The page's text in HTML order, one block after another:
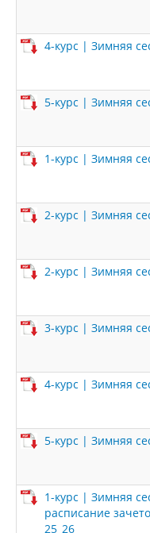
4-курс | Зимняя
5-курс | Зимняя
1-курс | Зимняя
2-курс | Зимняя
2-курс | Зимняя
3-курс | Зимняя
4-курс | Зимняя
5-курс | Зимняя
1-курс | Зимняя
расписание
25_26